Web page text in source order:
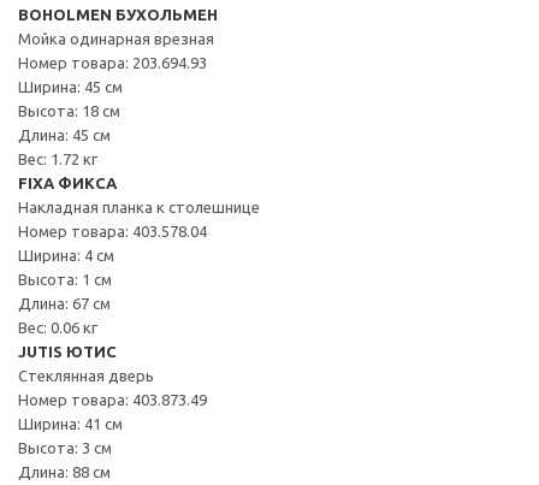
BOHOLMEN БУХОЛЬМЕН
Мойка одинарная врезная
Номер товара: 203.694.93
Ширина: 45 см
Высота: 18 см
Длина: 45 см
Вес: 1.72 кг
FIXA ФИКСА
Накладная планка к столешнице
Номер товара: 403.578.04
Ширина: 4 см
Высота: 1 см
Длина: 67 см
Вес: 0.06 кг
JUTIS ЮТИС
Стеклянная дверь
Номер товара: 403.873.49
Ширина: 41 см
Высота: 3 см
Длина: 88 см